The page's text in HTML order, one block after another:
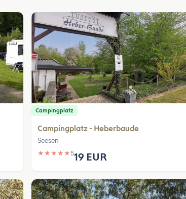
Campingplatz
Campingplatz - Heberbaude
Seesen
★ ★ ★ ★ ★519 EUR